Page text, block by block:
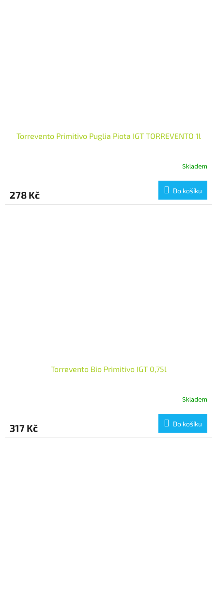
Torrevento Primitivo Puglia Piota IGT TORREVENTO 1l
Skladem
278 Kč Do košíku
Torrevento Bio Primitivo IGT 0,75l
Skladem
317 Kč Do košíku